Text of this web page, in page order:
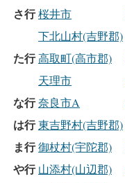
さ行桜井市
下北山村(吉野郡)
た行高取町(高市郡)
天理市
な行奈良市A
は行東吉野村(吉野郡)
ま行御杖村(宇陀郡)
や行 山添村(山辺郡)